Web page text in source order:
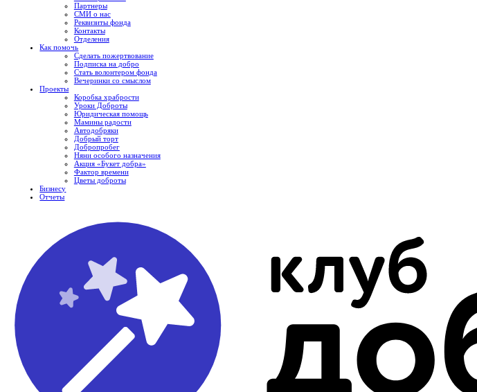
Партнеры
СМИ о нас
Реквизиты фонда
Контакты
Отделения
Как помочь
Сделать пожертвование
Подписка на добро
Стать волонтером фонда
Вечеринки со смыслом
Проекты
Коробка храбрости
Уроки Доброты
Юридическая помощь
Мамины радости
Автодобряки
Добрый торт
Добропробег
Няни особого назначения
Акция «Букет добра»
Фактор времени
Цветы доброты
Бизнесу
Отчеты